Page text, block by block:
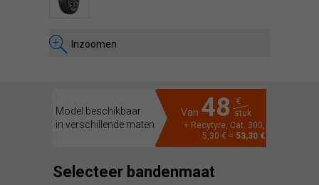
Inzoomen
Model beschikbaar
in verschillende maten
Van 48
€
stuk
+ Recytyre, Cat. 300,
5,30 € = 53,30 €
Selecteer bandenmaat